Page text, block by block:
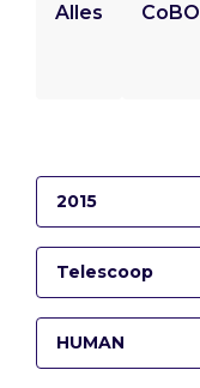
Alles CoBO
2015
Telescoop
HUMAN